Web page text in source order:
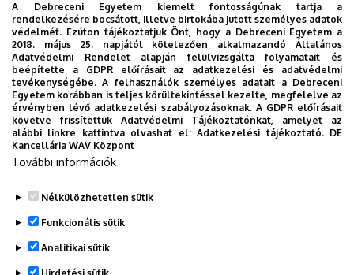
-2026. évi díjazottak
DE Műszaki Kar Hallgatói
Publikációs Díja / UD Faculty of
Engineering Student
Publication Award
-2026. évi díjazottak
Legutóbbi frissítés: 2026. 06. 10. 11:58
A Debreceni Egyetem kiemelt fontosságúnak tartja a
rendelkezésére bocsátott, illetve birtokába jutott személyes adatok
védelmét. Ezúton tájékoztatjuk Önt, hogy a Debreceni Egyetem a
2018. május 25. napjától kötelezően alkalmazandó Általános
Adatvédelmi Rendelet alapján felülvizsgálta folyamatait és
beépítette a GDPR előírásait az adatkezelési és adatvédelmi
tevékenységébe. A felhasználók személyes adatait a Debreceni
Egyetem korábban is teljes körültekintéssel kezelte, megfelelve az
érvényben lévő adatkezelési szabályozásoknak. A GDPR előírásait
követve frissítettük Adatvédelmi Tájékoztatónkat, amelyet az
alábbi linkre kattintva olvashat el:Adatkezelési tájékoztató. DE
Kancellária WAV Központ
További információk
Nélkülözhetetlen sütik
Funkcionális sütik
Analitikai sütik